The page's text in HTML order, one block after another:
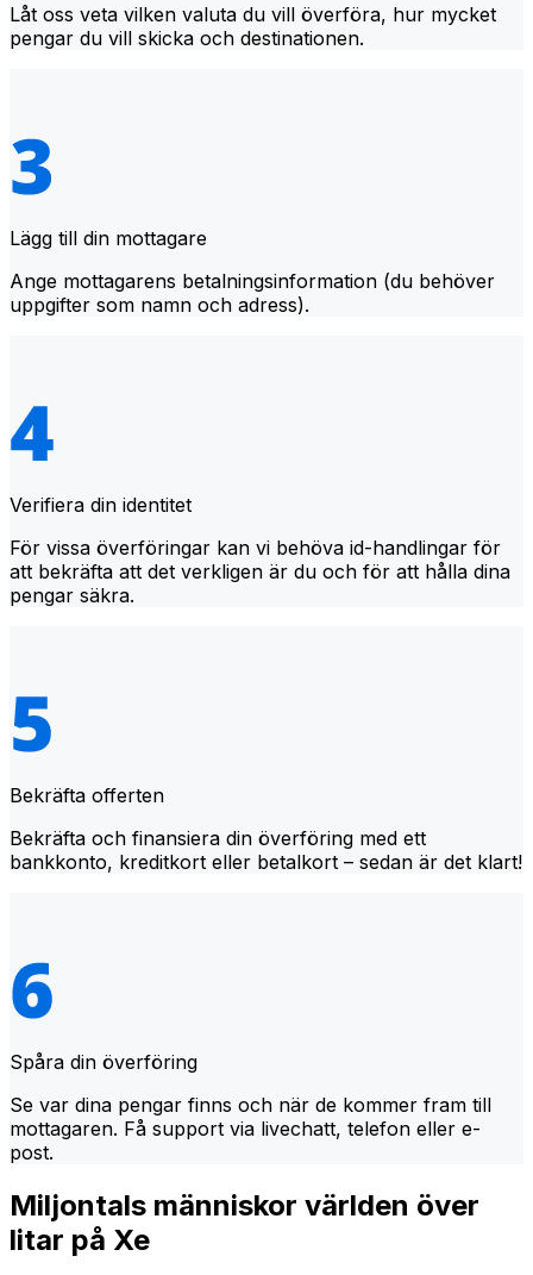
Låt oss veta vilken valuta du vill överföra, hur mycket
pengar du vill skicka och destinationen.
Lägg till din mottagare
Ange mottagarens betalningsinformation (du behöver
uppgifter som namn och adress).
Verifiera din identitet
För vissa överföringar kan vi behöva id-handlingar för
att bekräfta att det verkligen är du och för att hålla dina
pengar säkra.
Bekräfta offerten
Bekräfta och finansiera din överföring med ett
bankkonto, kreditkort eller betalkort – sedan är det klart!
Spåra din överföring
Se var dina pengar finns och när de kommer fram till
mottagaren. Få support via livechatt, telefon eller e-
post.
Miljontals människor världen över
litar på Xe